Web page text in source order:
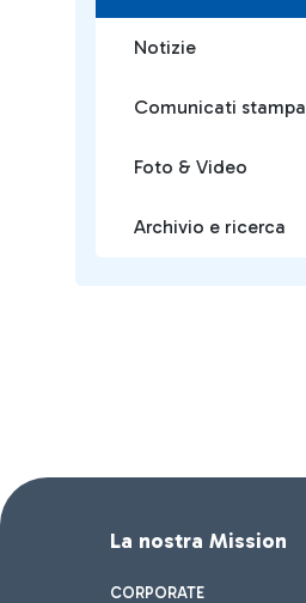
Notizie
Comunicati stampa
Foto & Video
Archivio e ricerca
La nostra Mission
CORPORATE